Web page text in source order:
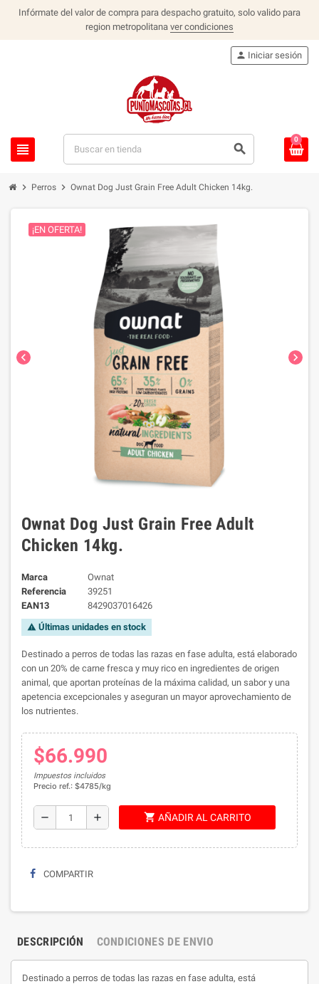
Infórmate del valor de compra para despacho gratuito, solo valido para
region metropolitana ver condiciones
view_headline search
person Iniciar sesión
0
chevron_right Perros chevron_right Ownat Dog Just Grain Free Adult Chicken 14kg.
chevron_left chevron_right
¡EN OFERTA!
Ownat Dog Just Grain Free Adult
Chicken 14kg.
Marca
Ownat
Referencia
39251
EAN13
8429037016426
warning Últimas unidades en stock
Destinado a perros de todas las razas en fase adulta, está elaborado
con un 20% de carne fresca y muy rico en ingredientes de origen
animal, que aportan proteínas de la máxima calidad, un sabor y una
apetencia excepcionales y aseguran un mayor aprovechamiento de
los nutrientes.
$66.990
Impuestos incluidos
Precio ref.: $4785/kg
remove add shopping_cart AÑADIR AL CARRITO
COMPARTIR
DESCRIPCIÓN CONDICIONES DE ENVIO
Destinado a perros de todas las razas en fase adulta, está